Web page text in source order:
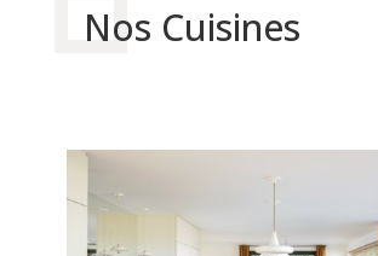
Nos Cuisines